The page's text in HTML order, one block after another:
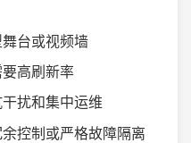
台或视频墙
高刷新率
扰和集中运维
控制或严格故障隔离